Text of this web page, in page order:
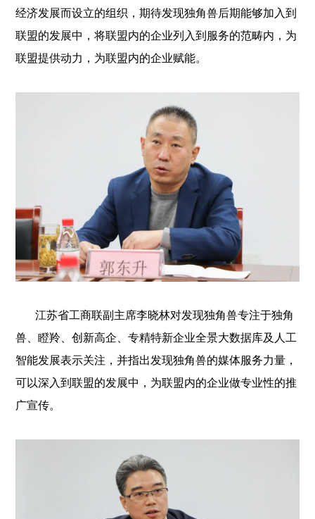
经济发展而设立的组织，期待发现独角兽后期能够加入到
联盟的发展中，将联盟内的企业列入到服务的范畴内，为
联盟提供动力，为联盟内的企业赋能。
江苏省工商联副主席李晓林对发现独角兽专注于独角
兽、瞪羚、创新高企、专精特新企业全景大数据库及人工
智能发展表示关注，并指出发现独角兽的媒体服务力量，
可以深入到联盟的发展中，为联盟内的企业做专业性的推
广宣传。